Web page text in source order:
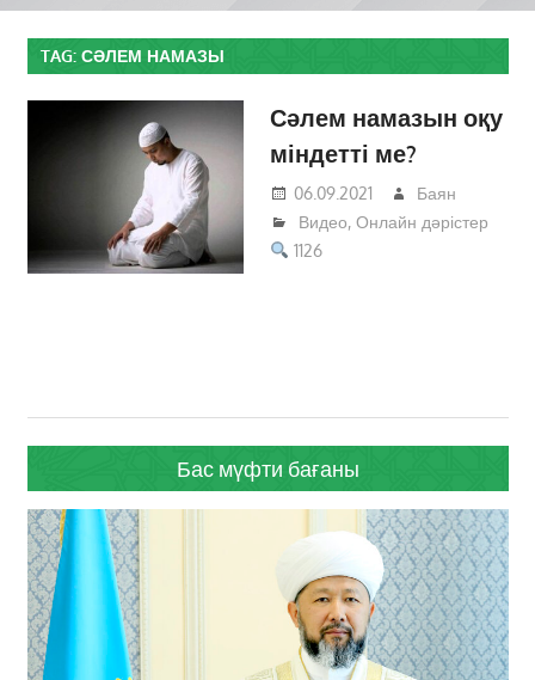
TAG: СӘЛЕМ НАМАЗЫ
Сәлем намазын оқу
міндетті ме?
06.09.2021
Баян
Видео, Онлайн дәрістер
1126
Бас мүфти бағаны